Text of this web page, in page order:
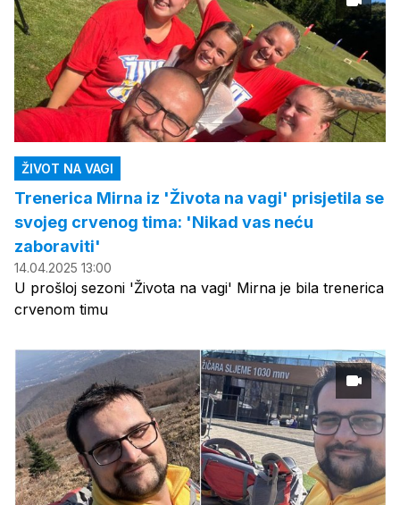
ŽIVOT NA VAGI
Trenerica Mirna iz 'Života na vagi' prisjetila se
svojeg crvenog tima: 'Nikad vas neću
zaboraviti'
14.04.2025 13:00
U prošloj sezoni 'Života na vagi' Mirna je bila trenerica
crvenom timu